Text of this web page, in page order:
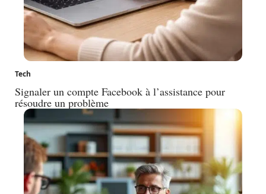
Tech
Signaler un compte Facebook à l’assistance pour
résoudre un problème